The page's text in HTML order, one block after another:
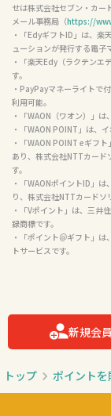
せは株式会社セブン・カー
メール事務局（https://
・「EdyギフトID」は、楽
ューションが発行する電子
・「楽天Edy（ラクテンエ
す。
・PayPayマネーライトで
利用可能。
・「WAON（ワオン）」は
・「WAON POINT」は、
・「WAON POINT eギフ
あり、株式会社NTTカード
す。
・「WAONポイントID」
り、株式会社NTTカードソ
・「Vポイント」は、三井
録商標です。
・「ポイント＠ギフト」
トサービスです。
新規会
トップ ポイントを